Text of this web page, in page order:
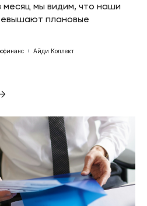
месяц мы видим, что наши
плановые
Айди Коллект